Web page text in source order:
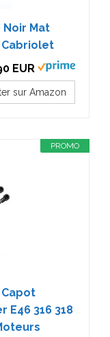
Mat
Cabriolet
EUR
sur Amazon
PROMO
Capot
316 318